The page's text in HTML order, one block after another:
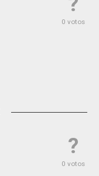
0 votos
?
0 votos